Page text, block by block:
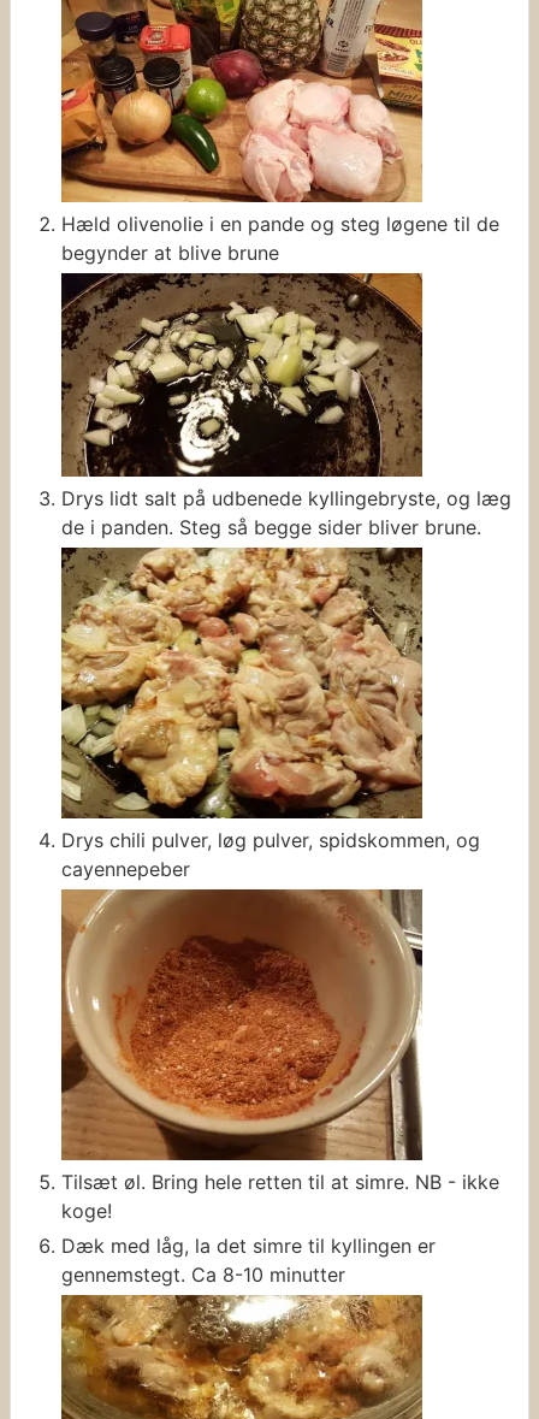
Hæld olivenolie i en pande og steg løgene til de
begynder at blive brune
Drys lidt salt på udbenede kyllingebryste, og læg
de i panden. Steg så begge sider bliver brune.
Drys chili pulver, løg pulver, spidskommen, og
cayennepeber
Tilsæt øl. Bring hele retten til at simre. NB - ikke
koge!
Dæk med låg, la det simre til kyllingen er
gennemstegt. Ca 8-10 minutter